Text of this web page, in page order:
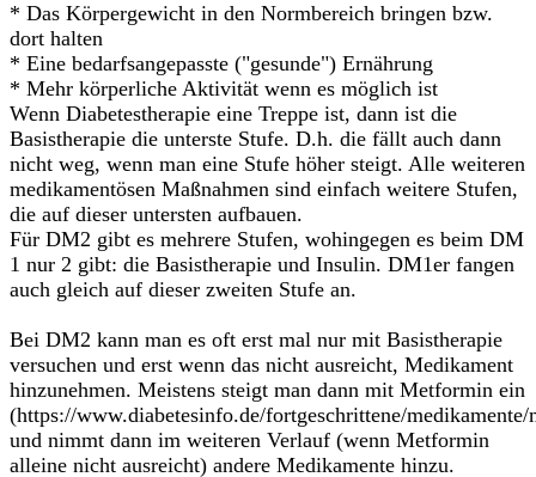
* Das Körpergewicht in den Normbereich bringen bzw.
dort halten
* Eine bedarfsangepasste ("gesunde") Ernährung
* Mehr körperliche Aktivität wenn es möglich ist
Wenn Diabetestherapie eine Treppe ist, dann ist die
Basistherapie die unterste Stufe. D.h. die fällt auch dann
nicht weg, wenn man eine Stufe höher steigt. Alle weiteren
medikamentösen Maßnahmen sind einfach weitere Stufen,
die auf dieser untersten aufbauen.
Für DM2 gibt es mehrere Stufen, wohingegen es beim DM
1 nur 2 gibt: die Basistherapie und Insulin. DM1er fangen
auch gleich auf dieser zweiten Stufe an.
Bei DM2 kann man es oft erst mal nur mit Basistherapie
versuchen und erst wenn das nicht ausreicht, Medikament
hinzunehmen. Meistens steigt man dann mit Metformin ein
(https://www.diabetesinfo.de/fortgeschrittene/
und nimmt dann im weiteren Verlauf (wenn Metformin
alleine nicht ausreicht) andere Medikamente hinzu.